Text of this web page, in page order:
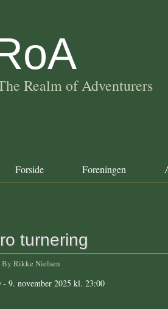
Realm of Adventurers
Forside Foreningen
turnering
By Rikke Nielsen
- 9. november 2025 kl. 23:00